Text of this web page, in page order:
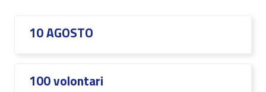
10 AGOSTO
100 volontari